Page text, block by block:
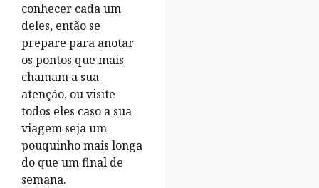
conhecer cada um
deles, então se
prepare para anotar
os pontos que mais
chamam a sua
atenção, ou visite
todos eles caso a sua
viagem seja um
pouquinho mais longa
do que um final de
semana.